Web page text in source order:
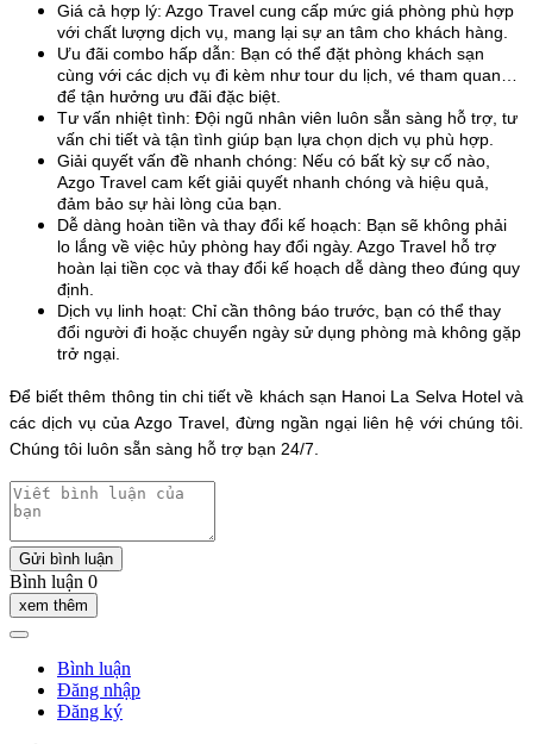
Giá cả hợp lý: Azgo Travel cung cấp mức giá phòng phù hợp
với chất lượng dịch vụ, mang lại sự an tâm cho khách hàng.
Ưu đãi combo hấp dẫn: Bạn có thể đặt phòng khách sạn
cùng với các dịch vụ đi kèm như tour du lịch, vé tham quan…
để tận hưởng ưu đãi đặc biệt.
Tư vấn nhiệt tình: Đội ngũ nhân viên luôn sẵn sàng hỗ trợ, tư
vấn chi tiết và tận tình giúp bạn lựa chọn dịch vụ phù hợp.
Giải quyết vấn đề nhanh chóng: Nếu có bất kỳ sự cố nào,
Azgo Travel cam kết giải quyết nhanh chóng và hiệu quả,
đảm bảo sự hài lòng của bạn.
Dễ dàng hoàn tiền và thay đổi kế hoạch: Bạn sẽ không phải
lo lắng về việc hủy phòng hay đổi ngày. Azgo Travel hỗ trợ
hoàn lại tiền cọc và thay đổi kế hoạch dễ dàng theo đúng quy
định.
Dịch vụ linh hoạt: Chỉ cần thông báo trước, bạn có thể thay
đổi người đi hoặc chuyển ngày sử dụng phòng mà không gặp
trở ngại.
Để biết thêm thông tin chi tiết về khách sạn Hanoi La Selva Hotel và
các dịch vụ của Azgo Travel, đừng ngần ngại liên hệ với chúng tôi.
Chúng tôi luôn sẵn sàng hỗ trợ bạn 24/7.
Gửi bình luận
Bình luận 0
xem thêm
Bình luận
Đăng nhập
Đăng ký